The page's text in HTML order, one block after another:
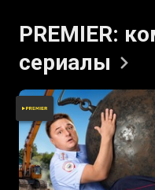
PREMIER:
сериалы